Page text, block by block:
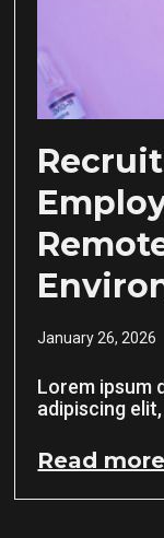
January 26, 2026
Lorem ipsum
adipiscing
Read